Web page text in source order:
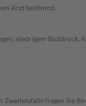
Arzt bestimmt.
niedrigem Blutdruck,
fragen Sie